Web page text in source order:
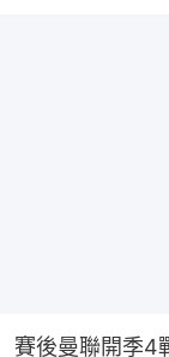
賽後曼聯開季4